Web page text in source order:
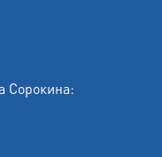
Сорокина: